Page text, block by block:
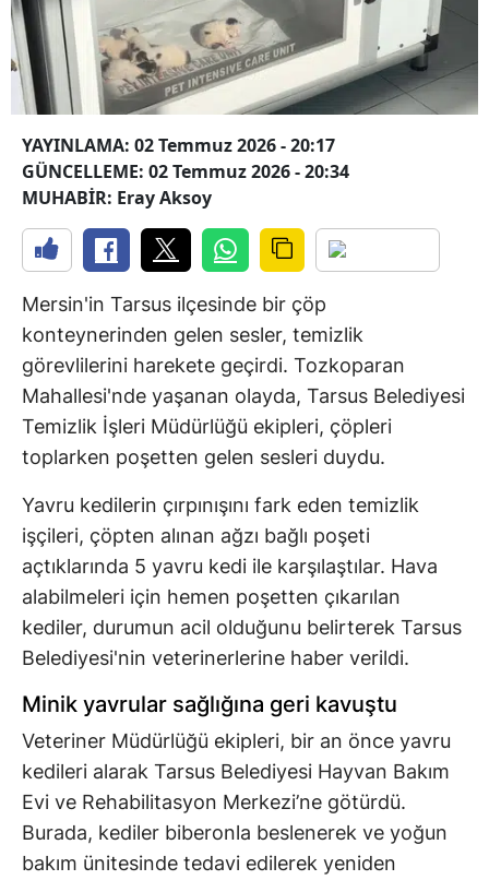
YAYINLAMA: 02 Temmuz 2026 - 20:17
GÜNCELLEME: 02 Temmuz 2026 - 20:34
MUHABİR: Eray Aksoy
Mersin'in Tarsus ilçesinde bir çöp
konteynerinden gelen sesler, temizlik
görevlilerini harekete geçirdi. Tozkoparan
Mahallesi'nde yaşanan olayda, Tarsus Belediyesi
Temizlik İşleri Müdürlüğü ekipleri, çöpleri
toplarken poşetten gelen sesleri duydu.
Yavru kedilerin çırpınışını fark eden temizlik
işçileri, çöpten alınan ağzı bağlı poşeti
açtıklarında 5 yavru kedi ile karşılaştılar. Hava
alabilmeleri için hemen poşetten çıkarılan
kediler, durumun acil olduğunu belirterek Tarsus
Belediyesi'nin veterinerlerine haber verildi.
Minik yavrular sağlığına geri kavuştu
Veteriner Müdürlüğü ekipleri, bir an önce yavru
kedileri alarak Tarsus Belediyesi Hayvan Bakım
Evi ve Rehabilitasyon Merkezi’ne götürdü.
Burada, kediler biberonla beslenerek ve yoğun
bakım ünitesinde tedavi edilerek yeniden